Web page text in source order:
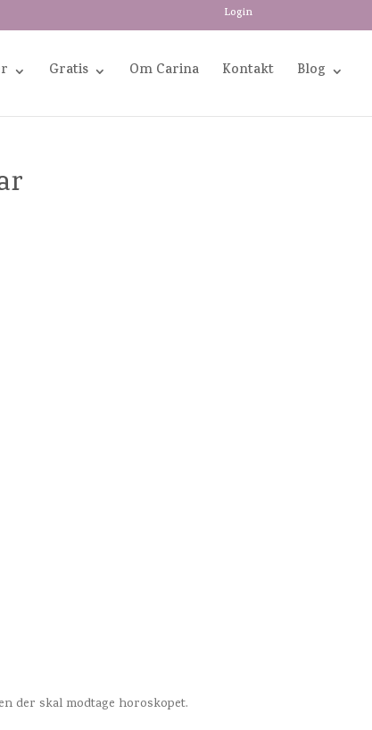
Login
Gratis Om Carina Kontakt Blog
der skal modtage horoskopet.